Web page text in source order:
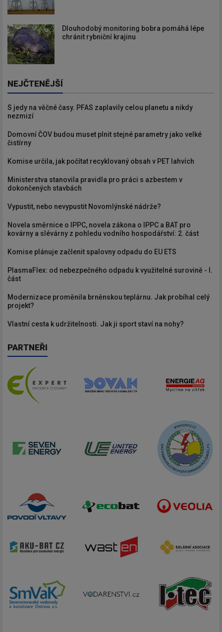
Dlouhodobý monitoring bobra pomáhá lépe
chránit rybniční krajinu
NEJČTENĚJŠÍ
S jedy na věčné časy. PFAS zaplavily celou planetu a nikdy
nezmizí
Domovní ČOV budou muset plnit stejné parametry jako velké
čistírny
Komise určila, jak počítat recyklovaný obsah v PET lahvích
Ministerstva stanovila pravidla pro práci s azbestem v
dokončených stavbách
Vypustit, nebo nevypustit Novomlýnské nádrže?
Novela směrnice o IPPC, novela zákona o IPPC a BAT pro
kovárny a slévárny z pohledu vodního hospodářství: 2. část
Komise plánuje začlenit spalovny odpadu do EU ETS
PlasmaFlex: od nebezpečného odpadu k využitelné surovině - I.
část
Modernizace proměnila brněnskou teplárnu. Jak probíhal celý
projekt?
Vlastní cesta k udržitelnosti. Jak ji sport staví na nohy?
PARTNEŘI